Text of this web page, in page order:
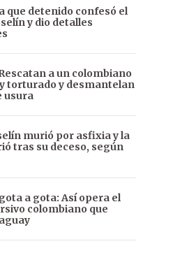
que detenido confesó el
y dio detalles
a un colombiano
torturado y desmantelan
usura
murió por asfixia y la
tras su deceso, según
a gota: Así opera el
colombiano que